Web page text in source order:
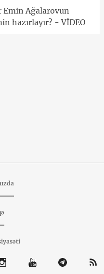
Emin Ağalarovun
hazırlayır? - VİDEO